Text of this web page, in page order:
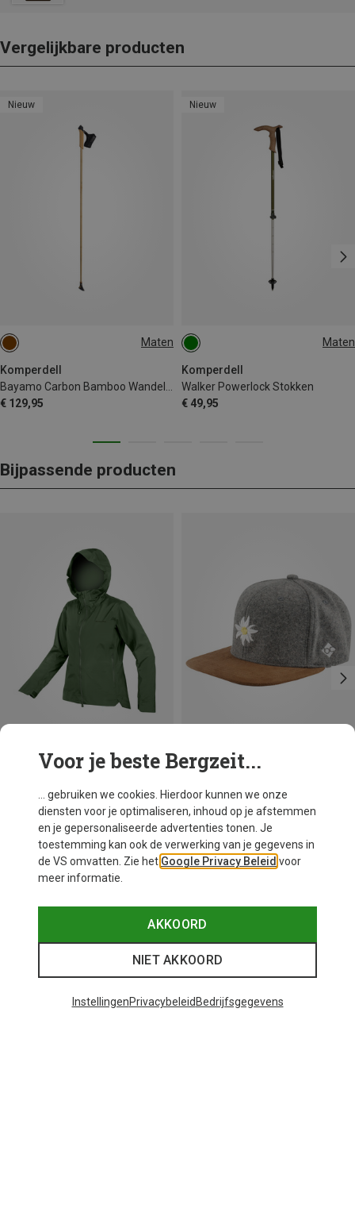
Vergelijkbare producten
Nieuw
Maten
Komperdell
€ 129,95
Nieuw
Maten
Komperdell
Walker Powerlock Stokken
€ 49,95
85-100CM
Bijpassende producten
Je bespaart 14%
Bavarian Caps
“Edelweiß” wildleren cap
€ 40,91
ONE SIZE
Voor je beste Bergzeit...
... gebruiken we cookies. Hierdoor kunnen we onze
diensten voor je optimaliseren, inhoud op je afstemmen
en je gepersonaliseerde advertenties tonen. Je
toestemming kan ook de verwerking van je gegevens in
de VS omvatten. Zie het Google Privacy Beleid voor
meer informatie.
AKKOORD
NIET AKKOORD
InstellingenPrivacybeleid Bedrijfsgegevens